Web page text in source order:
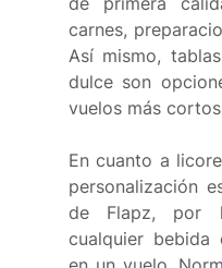
carnes,
Así mismo,
dulce son
vuelos más
En cuanto a
personalización
de Flapz, por
cualquier